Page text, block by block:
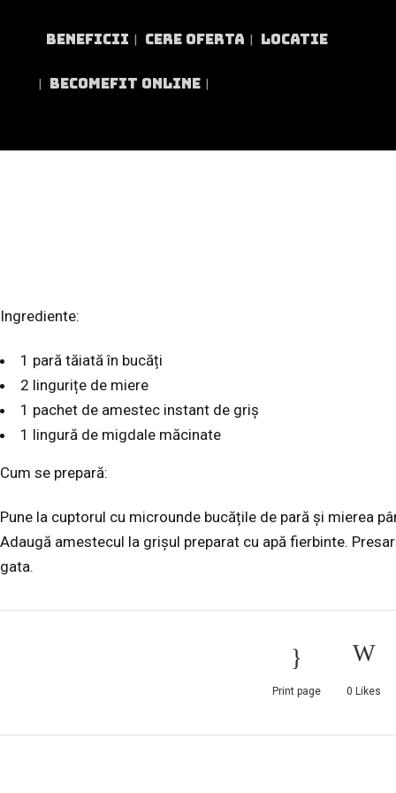
BENEFICII CERE OFERTA LOCATIE
BECOMEFIT ONLINE
Ingrediente:
1 pară tăiată în bucăți
2 lingurițe de miere
1 pachet de amestec instant de griș
1 lingură de migdale măcinate
Cum se prepară:
Pune la cuptorul cu microunde bucățile de pară și mierea
Adaugă amestecul la grișul preparat cu apă fierbinte.
gata.
Print page 0 Likes